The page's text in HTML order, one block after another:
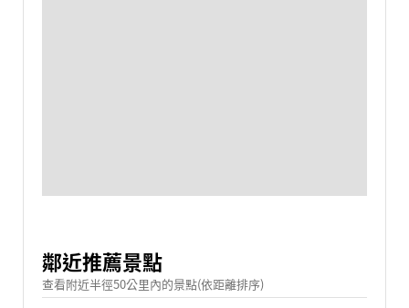
鄰近推薦景點
查看附近半徑50公里內的景點(依距離排序)